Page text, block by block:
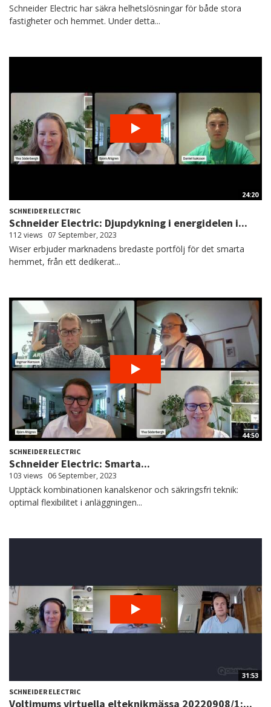
Schneider Electric har säkra helhetslösningar för både stora
fastigheter och hemmet. Under detta...
24:20
SCHNEIDER ELECTRIC
Schneider Electric: Djupdykning i energidelen i...
112 views 07 September, 2023
Wiser erbjuder marknadens bredaste portfölj för det smarta
hemmet, från ett dedikerat...
44:50
SCHNEIDER ELECTRIC
Schneider Electric: Smarta...
103 views 06 September, 2023
Upptäck kombinationen kanalskenor och säkringsfri teknik:
optimal flexibilitet i anläggningen...
31:53
SCHNEIDER ELECTRIC
Voltimums virtuella elteknikmässa 20220908/1:...